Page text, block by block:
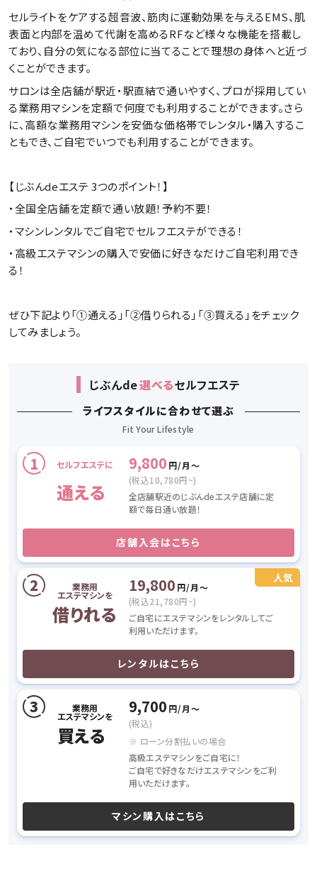
セルライトをケアする超音波、筋肉に運動効果を与えるEMS、肌
表面と内部を温めて代謝を高めるRFなど様々な機能を搭載し
ており、自分の気になる部位に当てることで理想の身体へと近づ
くことができます。
サロンは全店舗が駅近・駅直結で通いやすく、プロが採用してい
る業務用マシンを定額で何度でも利用することができます。さら
に、高額な業務用マシンを安価な価格帯でレンタル・購入するこ
ともでき、ご自宅でいつでも利用することができます。
【じぶんdeエステ 3つのポイント！】
・全国全店舗を定額で通い放題！予約不要！
・マシンレンタルでご自宅でセルフエステができる！
・高級エステマシンの購入で安価に好きなだけご自宅利用でき
る！
ぜひ下記より「①通える」「②借りられる」「③買える」をチェック
してみましょう。
じぶんde選べるセルフエステ
ライフスタイルに合わせて選ぶ
セルフエステに
通える
9,800 円/月〜
(税込10,780円~)
全店舗駅近のじぶんdeエステ店舗に定
額で毎日通い放題！
店舗入会はこちら
業務用
エステマシンを
借りれる
19,800 円/月〜
(税込21,780円~)
ご自宅にエステマシンをレンタルしてご
利用いただけます。
レンタルはこちら
業務用
エステマシンを
買える
9,700 円/月〜
(税込)
※ ローン分割払いの場合
高級エステマシンをご自宅に！
ご自宅で好きなだけエステマシンをご利
用いただけます。
マシン購入はこちら